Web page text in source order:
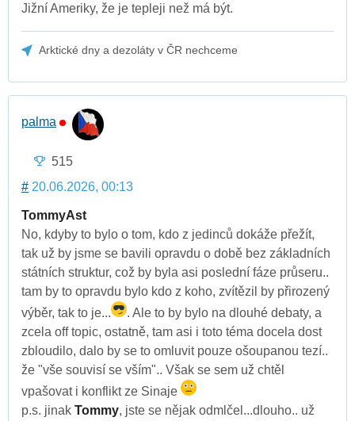
Jižní Ameriky, že je tepleji než má být.
Arktické dny a dezoláty v ČR nechceme
palma
515
# 20.06.2026, 00:13
TommyAst
No, kdyby to bylo o tom, kdo z jedinců dokáže přežít,
tak už by jsme se bavili opravdu o době bez základních
státních struktur, což by byla asi poslední fáze průseru..
tam by to opravdu bylo kdo z koho, zvítězil by přirozený
výběr, tak to je...
. Ale to by bylo na dlouhé debaty, a
zcela off topic, ostatně, tam asi i toto téma docela dost
zbloudilo, dalo by se to omluvit pouze ošoupanou tezí..
že "vše souvisí se vším".. Však se sem už chtěl
vpašovat i konflikt ze Sinaje
p.s. jinak Tommy, jste se nějak odmlčel...dlouho.. už